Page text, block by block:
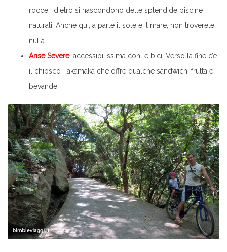
rocce… dietro si nascondono delle splendide piscine
naturali. Anche qui, a parte il sole e il mare, non troverete
nulla.
Anse Severe: accessibilissima con le bici. Verso la fine c’è
il chiosco Takamaka che offre qualche sandwich, frutta e
bevande.